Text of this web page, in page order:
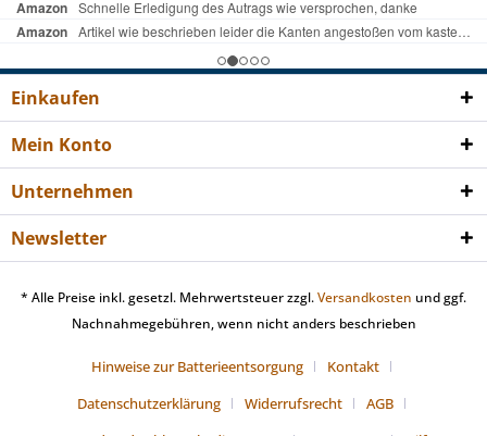
Einkaufen
Mein Konto
Unternehmen
Newsletter
* Alle Preise inkl. gesetzl. Mehrwertsteuer zzgl.Versandkosten und ggf.
Nachnahmegebühren, wenn nicht anders beschrieben
Hinweise zur Batterieentsorgung
Kontakt
Datenschutzerklärung
Widerrufsrecht
AGB